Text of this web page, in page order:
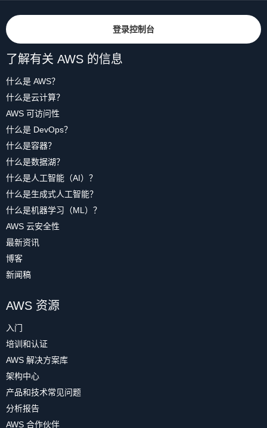
登录控制台
了解有关 AWS 的信息
什么是 AWS？
什么是云计算？
AWS 可访问性
什么是 DevOps？
什么是容器？
什么是数据湖？
什么是人工智能（AI）？
什么是生成式人工智能？
什么是机器学习（ML）？
AWS 云安全性
最新资讯
博客
新闻稿
AWS 资源
入门
培训和认证
AWS 解决方案库
架构中心
产品和技术常见问题
分析报告
AWS 合作伙伴